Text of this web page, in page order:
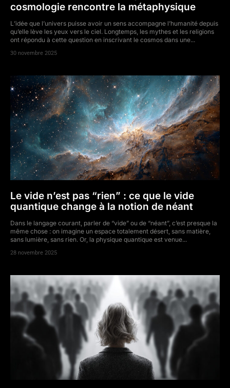
cosmologie rencontre la métaphysique
L’idée que l’univers puisse avoir un sens accompagne l’humanité depuis
qu’elle lève les yeux vers le ciel. Longtemps, les mythes et les religions
ont répondu à cette question en inscrivant le cosmos dans une...
30 novembre 2025
Le vide n’est pas “rien” : ce que le vide
quantique change à la notion de néant
Dans le langage courant, parler de “vide” ou de “néant”, c’est presque la
même chose : on imagine un espace totalement désert, sans matière,
sans lumière, sans rien. Or, la physique quantique est venue...
28 novembre 2025